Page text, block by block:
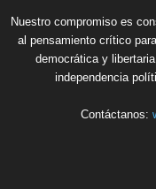
Nuestro compromiso es
al pensamiento crítico
democrática y
independencia
Contáctanos: